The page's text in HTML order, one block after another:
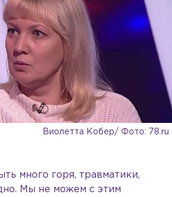
Виолетта Кобер/ Фото: 78.ru
много горя, травматики,
Мы не можем с этим